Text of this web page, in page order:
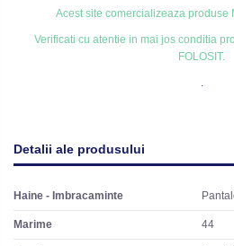
Acest site comercializeaza produse
Verificati cu atentie in mai jos conditia
FOLOSIT.
Detalii ale produsului
Haine - Imbracaminte
Marime 44